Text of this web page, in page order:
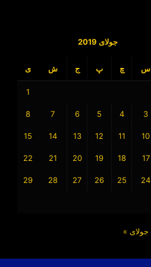
جولای 2019
س چ پ ج ش ی
1
3
4
5
6
7
8
10
11
12
13
14
15
17
18
19
20
21
22
24
25
26
27
28
29
جولای »